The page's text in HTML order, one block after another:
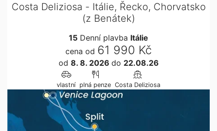
Costa Deliziosa - Itálie, Řecko, Chorvatsko
(z Benátek)
15 Denní plavba Itálie
cena od 61 990 Kč
od 8. 8. 2026 do 22.08.26
vlastní plná penze Costa Deliziosa